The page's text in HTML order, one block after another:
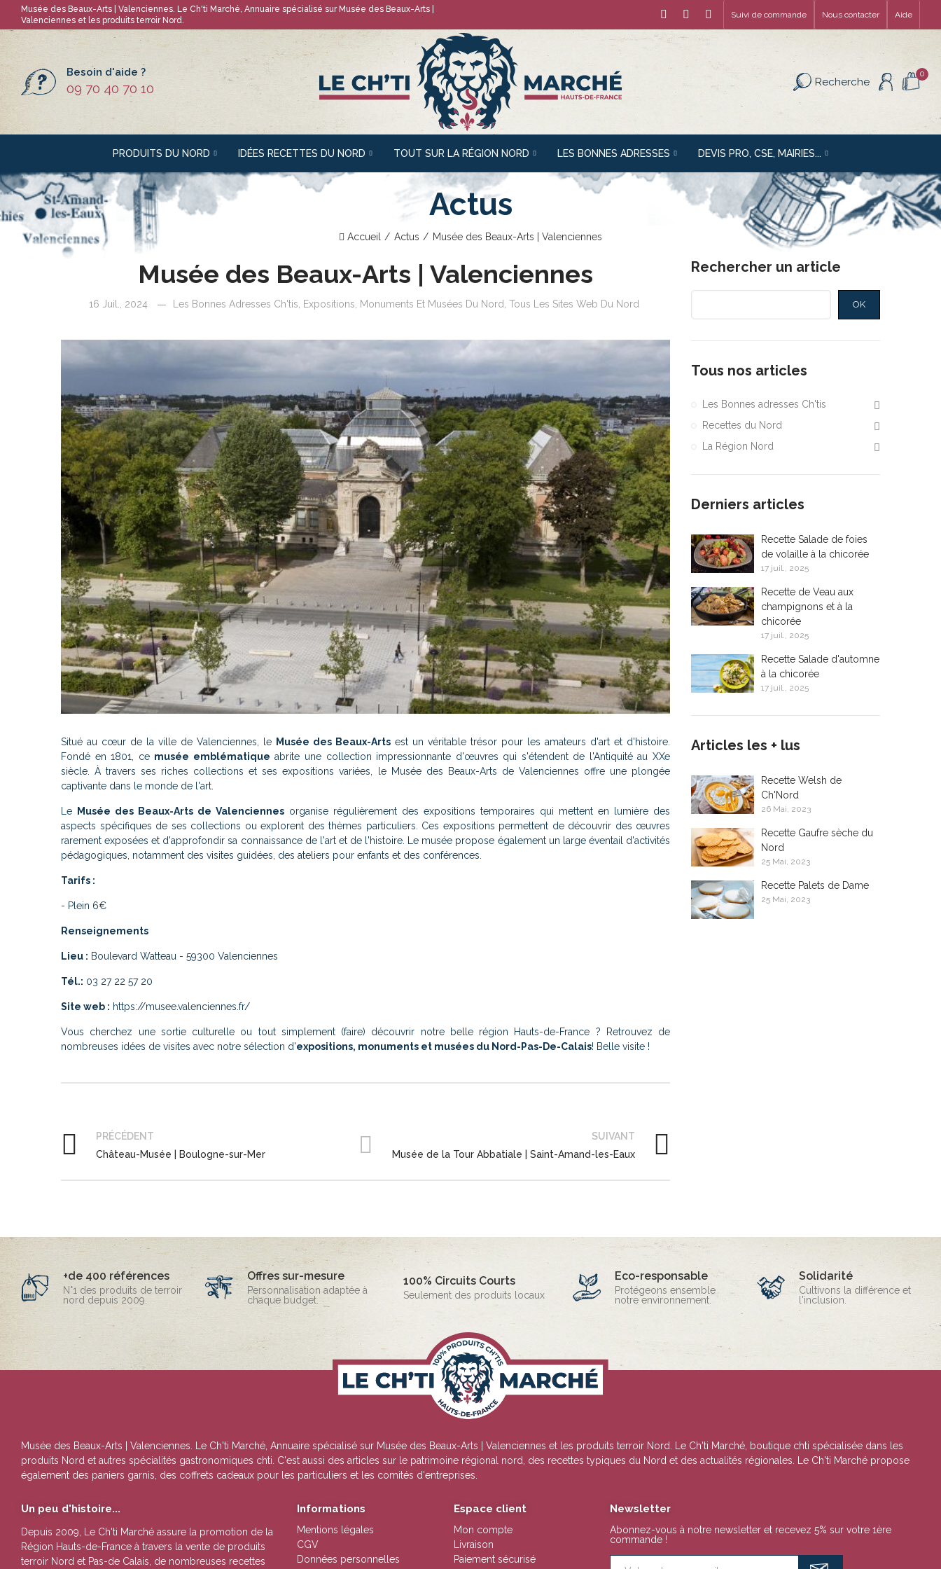
Musée des Beaux-Arts | Valenciennes. Le Ch'ti Marché, Annuaire spécialisé sur Musée des Beaux-Arts |
Valenciennes et les produits terroir Nord.
Suivi de commande Nous contacter Aide
Besoin d'aide ?
09 70 40 70 10 Recherche
0
PRODUITS DU NORD IDÉES RECETTES DU NORD TOUT SUR LA RÉGION NORD LES BONNES ADRESSES DEVIS PRO, CSE, MAIRIES...
Actus
Accueil Actus Musée des Beaux-Arts | Valenciennes
Musée des Beaux-Arts | Valenciennes
16 Juil., 2024 Les Bonnes Adresses Ch'tis Expositions, Monuments Et Musées Du Nord Tous Les Sites Web Du Nord
Situé au cœur de la ville de Valenciennes, le Musée des Beaux-Arts est un véritable trésor pour les amateurs d'art et d'histoire.
Fondé en 1801, ce musée emblématique abrite une collection impressionnante d'œuvres qui s'étendent de l'Antiquité au XXe
siècle. À travers ses riches collections et ses expositions variées, le Musée des Beaux-Arts de Valenciennes offre une plongée
captivante dans le monde de l'art.
Le Musée des Beaux-Arts de Valenciennes organise régulièrement des expositions temporaires qui mettent en lumière des
aspects spécifiques de ses collections ou explorent des thèmes particuliers. Ces expositions permettent de découvrir des œuvres
rarement exposées et d'approfondir sa connaissance de l'art et de l'histoire. Le musée propose également un large éventail d'activités
pédagogiques, notamment des visites guidées, des ateliers pour enfants et des conférences.
Tarifs :
- Plein 6€
Renseignements
Lieu : Boulevard Watteau - 59300 Valenciennes
Tél.: 03 27 22 57 20
Site web : https://musee.valenciennes.fr/
Vous cherchez une sortie culturelle ou tout simplement (faire) découvrir notre belle région Hauts-de-France ? Retrouvez de
nombreuses idées de visites avec notre sélection d'expositions, monuments et musées du Nord-Pas-De-Calais! Belle visite !
PRÉCÉDENT
Château-Musée | Boulogne-sur-Mer
SUIVANT
Musée de la Tour Abbatiale | Saint-Amand-les-Eaux
Rechercher un article
OK
Tous nos articles
Les Bonnes adresses Ch'tis
Recettes du Nord
La Région Nord
Derniers articles
Recette Salade de foies
de volaille à la chicorée
17 juil., 2025
Recette de Veau aux
champignons et à la
chicorée
17 juil., 2025
Recette Salade d'automne
à la chicorée
17 juil., 2025
Articles les + lus
Recette Welsh de
Ch'Nord
26 Mai, 2023
Recette Gaufre sèche du
Nord
25 Mai, 2023
Recette Palets de Dame
25 Mai, 2023
+de 400 références
N°1 des produits de terroir
nord depuis 2009.
Offres sur-mesure
Personnalisation adaptée à
chaque budget.
100% Circuits Courts
Seulement des produits locaux
Eco-responsable
Protégeons ensemble
notre environnement.
Solidarité
Cultivons la différence et
l'inclusion.
Musée des Beaux-Arts | Valenciennes . Le Ch'ti Marché, Annuaire spécialisé sur Musée des Beaux-Arts | Valenciennes et les produits terroir Nord. Le Ch'ti Marché, boutique chti spécialisée dans les
produits Nord et autres spécialités gastronomiques chti. C'est aussi des articles sur le patrimoine régional nord, des recettes typiques du Nord et des actualités régionales. Le Ch'ti Marché propose
également des paniers garnis, des coffrets cadeaux pour les particuliers et les comités d'entreprises.
Un peu d'histoire...
Depuis 2009, Le Ch'ti Marché assure la promotion de la
Région Hauts-de-France à travers la vente de produits
terroir Nord et Pas-de Calais , de nombreuses recettes
Informations
Mentions légales
CGV
Données personnelles
Espace client
Mon compte
Livraison
Paiement sécurisé
Newsletter
Abonnez-vous à notre newsletter et recevez 5% sur votre 1ère
commande !